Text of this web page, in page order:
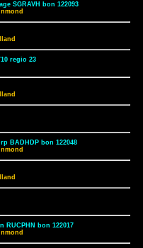
SGRAVH bon 122093
regio 23
BADHDP bon 122048
RUCPHN bon 122017